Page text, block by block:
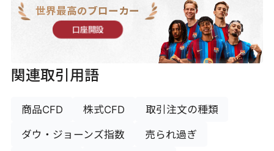
世界最高のブローカー
口座開設
関連取引用語
商品CFD 株式CFD 取引注文の種類
ダウ・ジョーンズ指数 売られ過ぎ